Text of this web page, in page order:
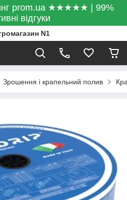
prom.ua ★★★★★ | 99%
відгуки
N1
Зрошення і крапельний полив